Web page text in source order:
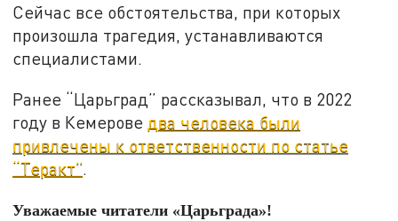
Сейчас все обстоятельства, при которых
произошла трагедия, устанавливаются
специалистами.
Ранее “Царьград” рассказывал, что в 2022
году в Кемерове два человека были
привлечены к ответственности по статье
“Теракт”
Уважаемые читатели «Царьграда»!